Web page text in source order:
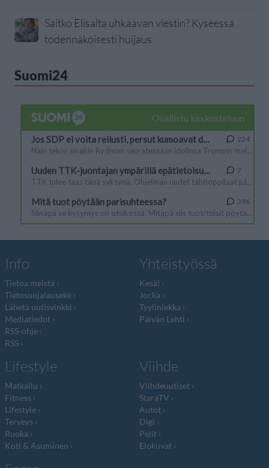
Saitko Elisalta uhkaavan viestin? Kyseessä
todennäköisesti huijaus
Suomi24
Info
Tietoa meistä
Tietosuojalauseke
Lähetä uutisvinkki
Mediatiedot
RSS-ohje
RSS
Yhteistyössä
Kesä!
Jocka
Tyyliniekka
Päivän Lehti
Lifestyle
Matkailu
Fitness
Lifestyle
Terveys
Ruoka
Koti & Asuminen
Viihde
Viihdeuutiset
StaraTV
Autot
Digi
Pelit
Elokuvat